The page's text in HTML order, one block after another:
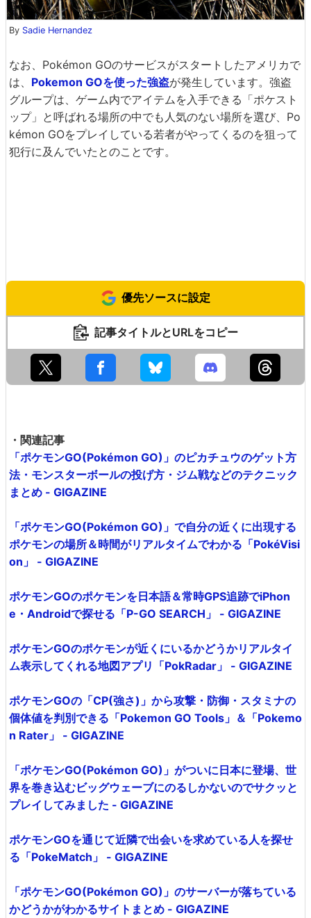
By Sadie Hernandez
なお、Pokémon GOのサービスがスタートしたアメリカで
は、 Pokemon GOを使った強盗が発生しています。強盗
グループは、ゲーム内でアイテムを入手できる「ポケスト
ップ」と呼ばれる場所の中でも人気のない場所を選び、Po
kémon GOをプレイしている若者がやってくるのを狙って
犯行に及んでいたとのことです。
優先ソースに設定
記事タイトルとURLをコピー
・関連記事
「ポケモンGO(Pokémon GO)」のピカチュウのゲット方
法・モンスターボールの投げ方・ジム戦などのテクニック
まとめ - GIGAZINE
「ポケモンGO(Pokémon GO)」で自分の近くに出現する
ポケモンの場所＆時間がリアルタイムでわかる「PokéVisi
on」 - GIGAZINE
ポケモンGOのポケモンを日本語＆常時GPS追跡でiPhon
e・Androidで探せる「P-GO SEARCH」 - GIGAZINE
ポケモンGOのポケモンが近くにいるかどうかリアルタイ
ム表示してくれる地図アプリ「PokRadar」 - GIGAZINE
ポケモンGOの「CP(強さ)」から攻撃・防御・スタミナの
個体値を判別できる「Pokemon GO Tools」＆「Pokemo
n Rater」 - GIGAZINE
「ポケモンGO(Pokémon GO)」がついに日本に登場、世
界を巻き込むビッグウェーブにのるしかないのでサクッと
プレイしてみました - GIGAZINE
ポケモンGOを通じて近隣で出会いを求めている人を探せ
る「PokeMatch」 - GIGAZINE
「ポケモンGO(Pokémon GO)」のサーバーが落ちている
かどうかがわかるサイトまとめ - GIGAZINE